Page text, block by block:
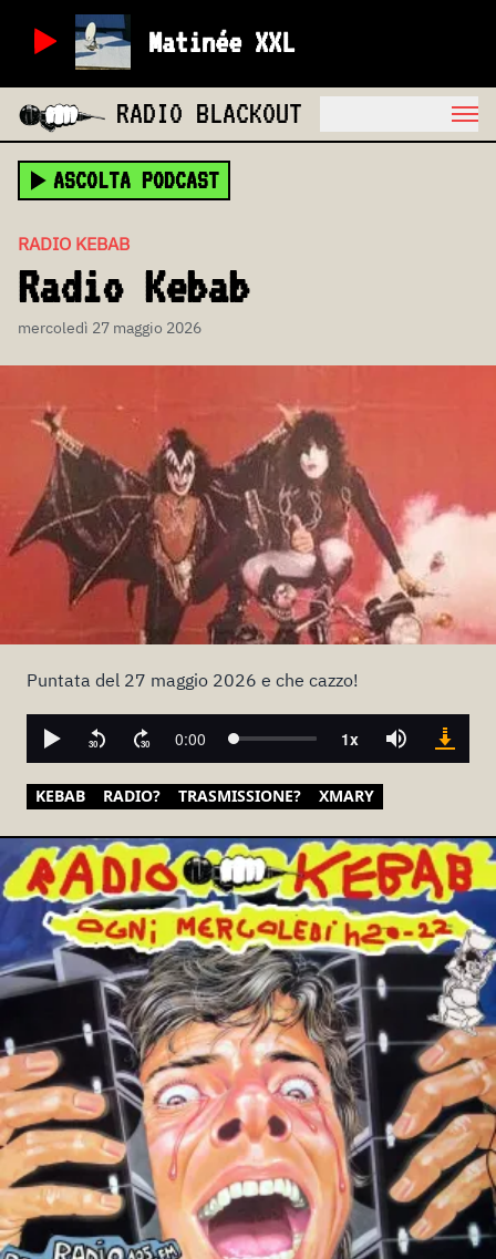
Matinée XXL
RADIO BLACKOUT
ASCOLTA PODCAST
RADIO KEBAB
Radio Kebab
mercoledì 27 maggio 2026
Puntata del 27 maggio 2026 e che cazzo!
KEBAB RADIO? TRASMISSIONE? XMARY